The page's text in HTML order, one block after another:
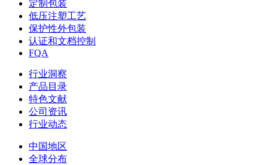
定制包装
低压注塑工艺
保护性外包装
认证和文档控制
FQA
行业洞察
产品目录
特色文献
公司资讯
行业动态
中国地区
全球分布